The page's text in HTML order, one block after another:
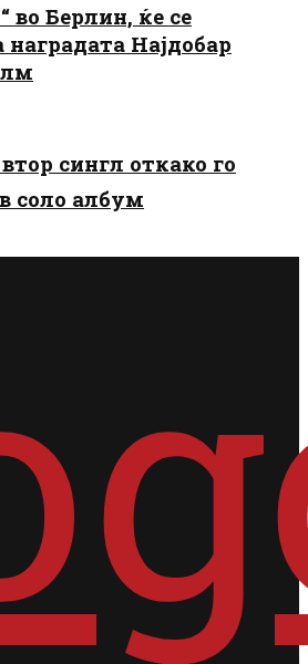
во Берлин, ќе се
наградата Најдобар
сингл откако го
соло албум